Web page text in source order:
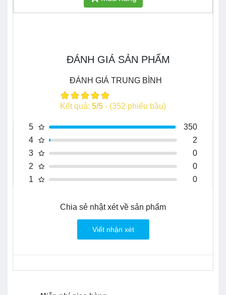
ĐÁNH GIÁ SẢN PHẨM
ĐÁNH GIÁ TRUNG BÌNH
Kết quả: 5/5 - (352 phiếu bầu)
5
350
4
2
3
0
2
0
1
0
Chia sẻ nhật xét về sản phẩm
Viết nhận xét